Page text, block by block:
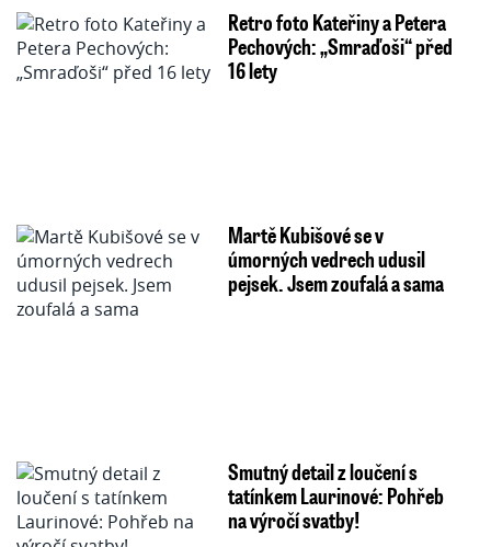
Retro foto Kateřiny a Petera
Pechových: „Smraďoši“ před
16 lety
Martě Kubišové se v
úmorných vedrech udusil
pejsek. Jsem zoufalá a sama
Smutný detail z loučení s
tatínkem Laurinové: Pohřeb
na výročí svatby!